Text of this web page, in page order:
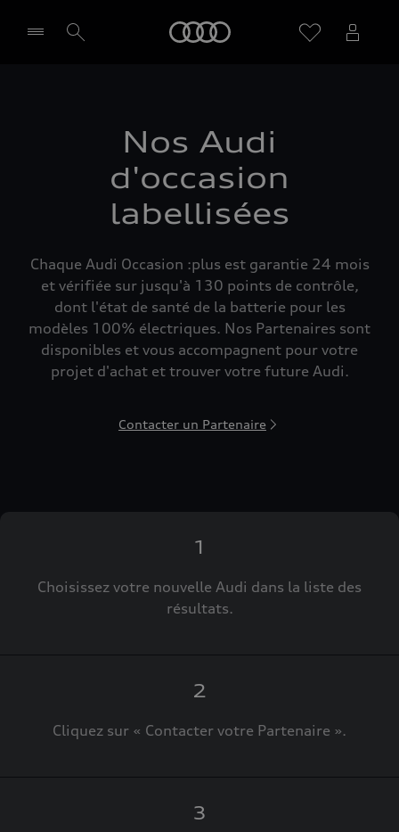
Nos Audi
d'occasion
labellisées
Chaque Audi Occasion :plus est garantie 24 mois
et vérifiée sur jusqu'à 130 points de contrôle,
dont l'état de santé de la batterie pour les
modèles 100% électriques. Nos Partenaires sont
disponibles et vous accompagnent pour votre
projet d'achat et trouver votre future Audi.
Contacter un Partenaire
1
Choisissez votre nouvelle Audi dans la liste des
résultats.
2
Cliquez sur « Contacter votre Partenaire ».
3